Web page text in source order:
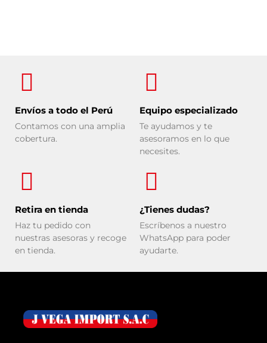
Envíos a todo el Perú
Contamos con una amplia
cobertura.
Equipo especializado
Te ayudamos y te
asesoramos en lo que
necesites.
Retira en tienda
Haz tu pedido con
nuestras asesoras y recoge
en tienda.
¿Tienes dudas?
Escríbenos a nuestro
WhatsApp para poder
ayudarte.